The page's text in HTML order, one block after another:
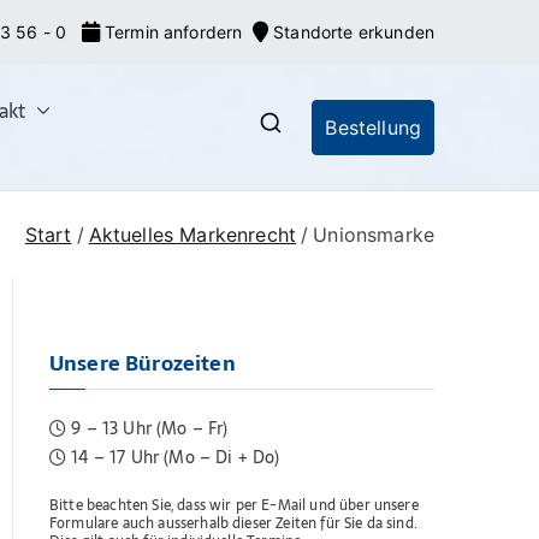
56 - 0 Termin anfordern Standorte erkunden
Markeneroberer
(EU-Marken) und IR-Marken
Markenrecherchen
Bestellung
Start Aktuelles Markenrecht Unionsmarke
Unsere Bürozeiten
9 – 13 Uhr (Mo – Fr)
14 – 17 Uhr (Mo – Di + Do)
Bitte beachten Sie, dass wir per E-Mail und über unsere
Formulare auch ausserhalb dieser Zeiten für Sie da sind.